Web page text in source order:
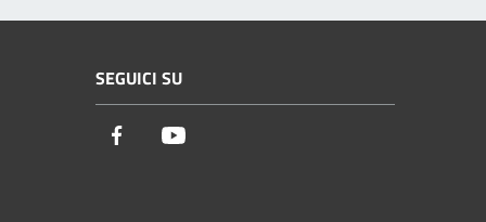
SEGUICI SU
Facebook